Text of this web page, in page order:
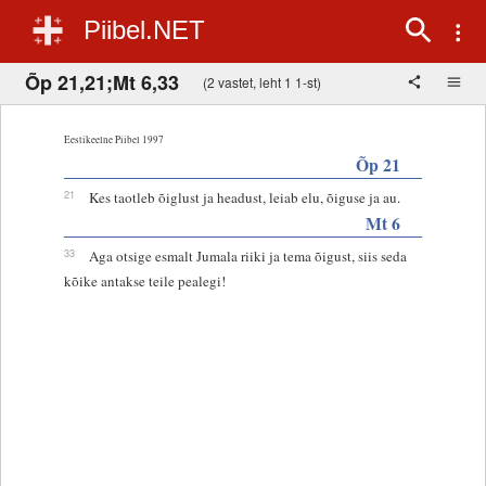
Piibel.NET
Õp 21,21;Mt 6,33 (2 vastet, leht 1 1-st)
Eestikeelne Piibel 1997
Õp 21
21 Kes taotleb õiglust ja headust, leiab elu, õiguse ja au.
Mt 6
33
Aga otsige esmalt Jumala riiki ja tema õigust, siis seda
kõike antakse teile pealegi!